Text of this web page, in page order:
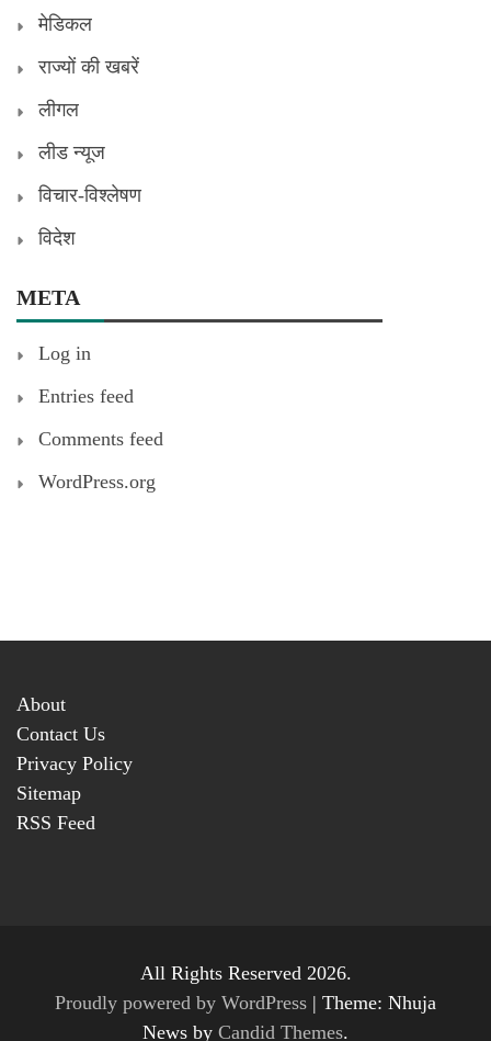
मेडिकल
राज्यों की खबरें
लीगल
लीड न्यूज
विचार-विश्लेषण
विदेश
META
Log in
Entries feed
Comments feed
WordPress.org
About
Contact Us
Privacy Policy
Sitemap
RSS Feed
All Rights Reserved 2026.
Proudly powered by WordPress | Theme: Nhuja
News by Candid Themes.